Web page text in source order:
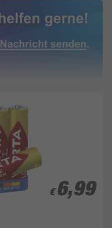
€ 6,99
€ 6,99